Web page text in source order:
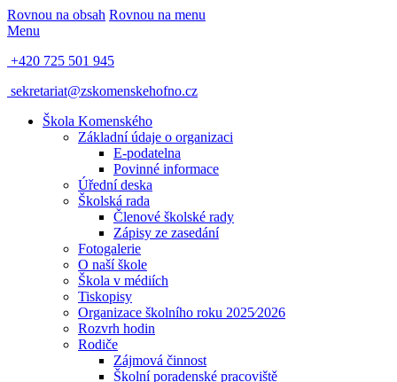
Rovnou na obsah Rovnou na menu
Menu
+420 725 501 945
sekretariat@zskomenskehofno.cz
Škola Komenského
Základní údaje o organizaci
E-podatelna
Povinné informace
Úřední deska
Školská rada
Členové školské rady
Zápisy ze zasedání
Fotogalerie
O naší škole
Škola v médiích
Tiskopisy
Organizace školního roku 2025⁄2026
Rozvrh hodin
Rodiče
Zájmová činnost
Školní poradenské pracoviště